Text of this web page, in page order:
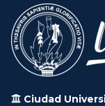
Ciudad